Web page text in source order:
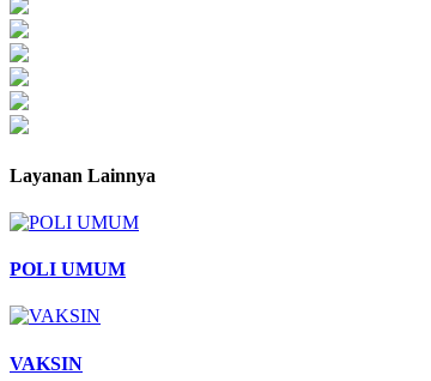
Layanan Lainnya
POLI UMUM
VAKSIN